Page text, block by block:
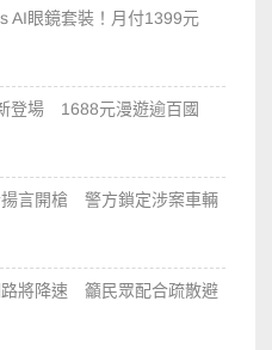
AI眼鏡套裝！月付1399元
登場 1688元漫遊逾百國
揚言開槍 警方鎖定涉案車輛
將降速 籲民眾配合疏散避